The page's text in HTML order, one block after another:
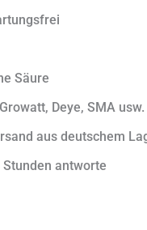
Säure
Deye, SMA usw.
aus deutschem
antworte